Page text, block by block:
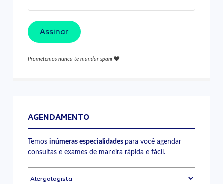
Assinar
Prometemos nunca te mandar spam
AGENDAMENTO
Temosinúmeras especialidades para você agendar
consultas e exames de maneira rápida e fácil.